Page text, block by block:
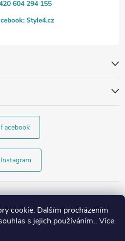
cookie. Dalším procházením
s jejich používáním.. Více
604 294 155
Style4.cz
Facebook
Instagram